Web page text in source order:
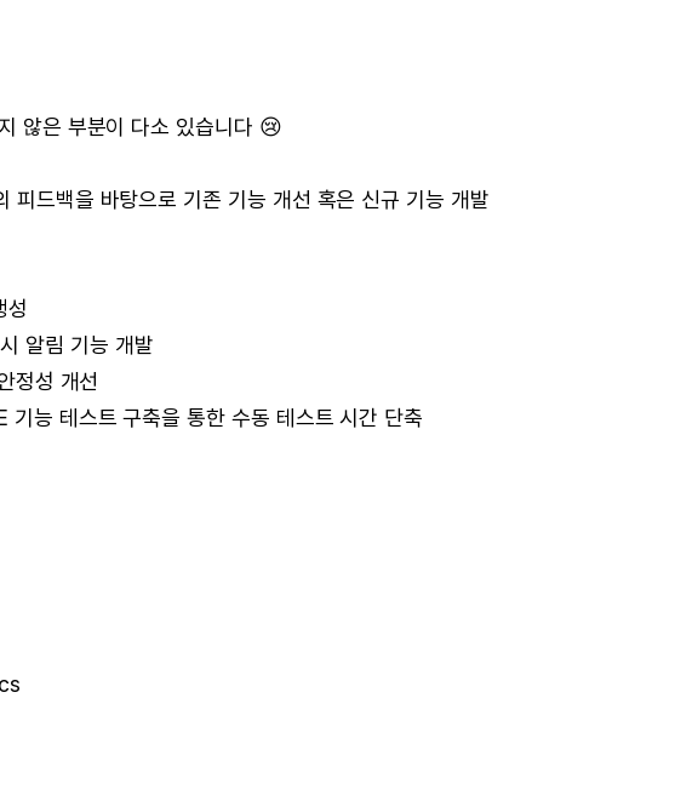
않은 부분이 다소 있습니다 😢
드백을 바탕으로 기존 기능 개선 혹은 신규 기능 개발
성
알림 기능 개발
정성 개선
테스트 구축을 통한 수동 테스트 시간 단축